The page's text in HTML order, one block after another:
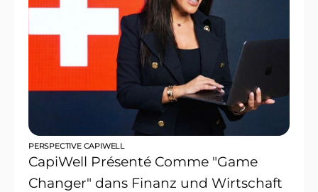
PERSPECTIVE CAPIWELL
CapiWell Présenté Comme "Game
Changer" dans Finanz und Wirtschaft